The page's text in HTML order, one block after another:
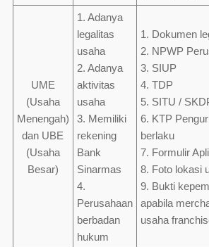
UME
(Usaha
Menengah)
dan UBE
(Usaha
Besar)
1. Adanya
legalitas
usaha
2. Adanya
aktivitas
usaha
3. Memiliki
rekening
Bank
Sinarmas
4.
Perusahaan
berbadan
hukum
1. Dokumen
2. NPWP
3. SIUP
4. TDP
5. SITU /
6. KTP
berlaku
7. Formulir
8. Foto lokasi
9. Bukti
apabila
usaha